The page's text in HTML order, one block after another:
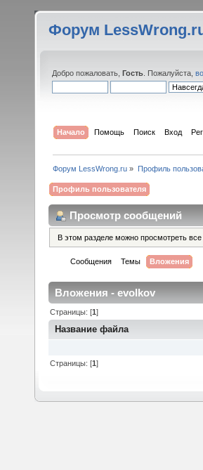
Форум
Добро пожаловать, Гость . Пожалуйста,
Начало Помощь Поиск Вход
Форум LessWrong.ru » Профиль
Профиль пользователя
Просмотр сообщений
В этом разделе можно просмотреть
Сообщения Темы Вложения
Вложения - evolkov
Страницы: [1]
Название файла
Страницы: [1]